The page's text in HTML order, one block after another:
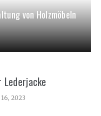
von Holzmöbeln
2023